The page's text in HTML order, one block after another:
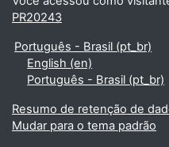
PR20243
Português - Brasil ‎(pt_br)‎
English ‎(en)‎
Português - Brasil ‎(pt_br)‎
Resumo de retenção de
Mudar para o tema padrão